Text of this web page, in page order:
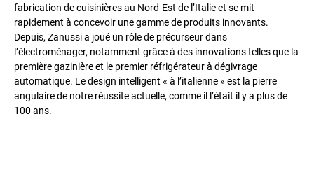
fabrication de cuisinières au Nord-Est de l’Italie et se mit
rapidement à concevoir une gamme de produits innovants.
Depuis, Zanussi a joué un rôle de précurseur dans
l’électroménager, notamment grâce à des innovations telles que la
première gazinière et le premier réfrigérateur à dégivrage
automatique. Le design intelligent « à l’italienne » est la pierre
angulaire de notre réussite actuelle, comme il l’était il y a plus de
100 ans.